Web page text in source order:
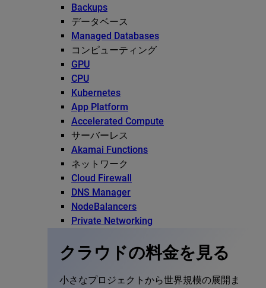
Backups
データベース
Managed Databases
コンピューティング
GPU
CPU
Kubernetes
App Platform
Accelerated Compute
サーバーレス
Akamai Functions
ネットワーク
Cloud Firewall
DNS Manager
NodeBalancers
Private Networking
クラウドの料金を見る
小さなプロジェクトから世界規模の展開ま